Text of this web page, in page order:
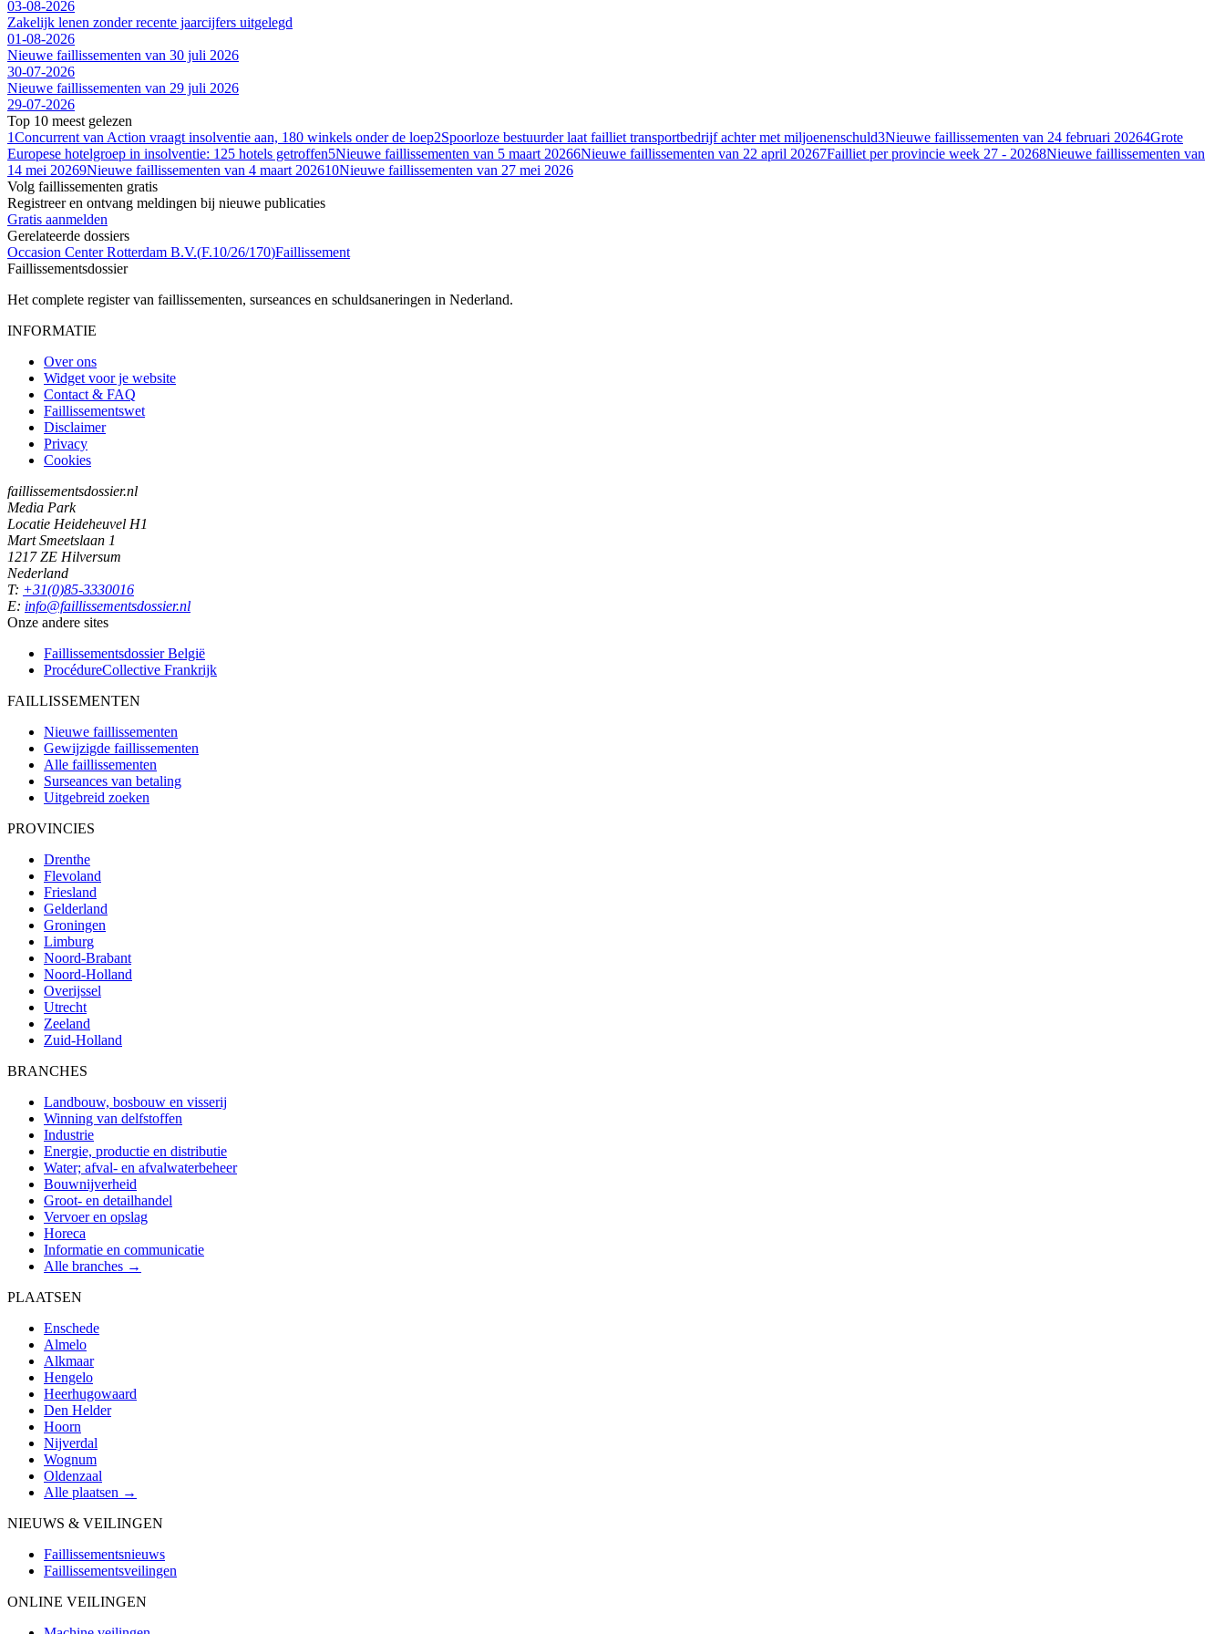
03-08-2026
Zakelijk lenen zonder recente jaarcijfers uitgelegd
01-08-2026
Nieuwe faillissementen van 30 juli 2026
30-07-2026
Nieuwe faillissementen van 29 juli 2026
29-07-2026
Top 10 meest gelezen
1Concurrent van Action vraagt insolventie aan, 180 winkels onder de loep2Spoorloze bestuurder laat failliet transportbedrijf achter met miljoenenschuld3Nieuwe faillissementen van 24 februari 20264Grote
Europese hotelgroep in insolventie: 125 hotels getroffen5Nieuwe faillissementen van 5 maart 20266Nieuwe faillissementen van 22 april 20267Failliet per provincie week 27 - 20268Nieuwe faillissementen van
14 mei 20269Nieuwe faillissementen van 4 maart 202610Nieuwe faillissementen van 27 mei 2026
Volg faillissementen gratis
Registreer en ontvang meldingen bij nieuwe publicaties
Gratis aanmelden
Gerelateerde dossiers
Occasion Center Rotterdam B.V.(F.10/26/170)Faillissement
Faillissementsdossier
Het complete register van faillissementen, surseances en schuldsaneringen in Nederland.
INFORMATIE
Over ons
Widget voor je website
Contact & FAQ
Faillissementswet
Disclaimer
Privacy
Cookies
faillissementsdossier.nl
Media Park
Locatie Heideheuvel H1
Mart Smeetslaan 1
1217 ZE Hilversum
Nederland
T: +31(0)85-3330016
E: info@faillissementsdossier.nl
Onze andere sites
Faillissementsdossier België
ProcédureCollective Frankrijk
FAILLISSEMENTEN
Nieuwe faillissementen
Gewijzigde faillissementen
Alle faillissementen
Surseances van betaling
Uitgebreid zoeken
PROVINCIES
Drenthe
Flevoland
Friesland
Gelderland
Groningen
Limburg
Noord-Brabant
Noord-Holland
Overijssel
Utrecht
Zeeland
Zuid-Holland
BRANCHES
Landbouw, bosbouw en visserij
Winning van delfstoffen
Industrie
Energie, productie en distributie
Water; afval- en afvalwaterbeheer
Bouwnijverheid
Groot- en detailhandel
Vervoer en opslag
Horeca
Informatie en communicatie
Alle branches →
PLAATSEN
Enschede
Almelo
Alkmaar
Hengelo
Heerhugowaard
Den Helder
Hoorn
Nijverdal
Wognum
Oldenzaal
Alle plaatsen →
NIEUWS & VEILINGEN
Faillissementsnieuws
Faillissementsveilingen
ONLINE VEILINGEN